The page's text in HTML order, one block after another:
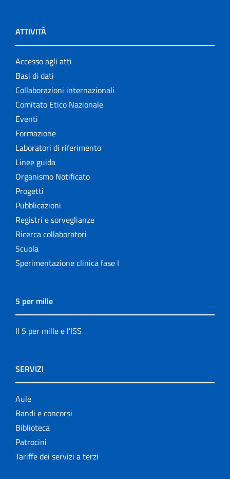
ATTIVITÀ
Accesso agli atti
Basi di dati
Collaborazioni internazionali
Comitato Etico Nazionale
Eventi
Formazione
Laboratori di riferimento
Linee guida
Organismo Notificato
Progetti
Pubblicazioni
Registri e sorveglianze
Ricerca collaboratori
Scuola
Sperimentazione clinica fase I
5 per mille
Il 5 per mille e l'ISS
SERVIZI
Aule
Bandi e concorsi
Biblioteca
Patrocini
Tariffe dei servizi a terzi